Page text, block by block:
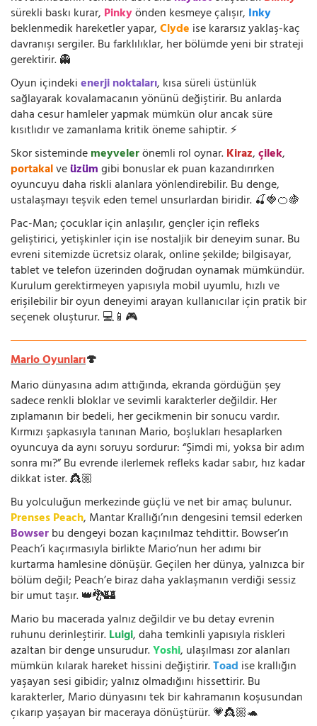
sürekli baskı kurar, Pinkyönden kesmeye çalışır, Inky
beklenmedik hareketler yapar,Clyde ise kararsız yaklaş-kaç
davranışı sergiler. Bu farklılıklar, her bölümde yeni bir strateji
gerektirir. 👻
Oyun içindekienerji noktaları, kısa süreli üstünlük
sağlayarak kovalamacanın yönünü değiştirir. Bu anlarda
daha cesur hamleler yapmak mümkün olur ancak süre
kısıtlıdır ve zamanlama kritik öneme sahiptir. ⚡
Skor sistemindemeyvelerönemli rol oynar.Kiraz,çilek,
portakalveüzümgibi bonuslar ek puan kazandırırken
oyuncuyu daha riskli alanlara yönlendirebilir. Bu denge,
ustalaşmayı teşvik eden temel unsurlardan biridir. 🍒🍓🍊🍇
Pac-Man; çocuklar için anlaşılır, gençler için refleks
geliştirici, yetişkinler için ise nostaljik bir deneyim sunar. Bu
evreni sitemizde ücretsiz olarak, online şekilde; bilgisayar,
tablet ve telefon üzerinden doğrudan oynamak mümkündür.
Kurulum gerektirmeyen yapısıyla mobil uyumlu, hızlı ve
erişilebilir bir oyun deneyimi arayan kullanıcılar için pratik bir
seçenek oluşturur. 💻📱🎮
Mario Oyunları🍄
Mario dünyasına adım attığında, ekranda gördüğün şey
sadece renkli bloklar ve sevimli karakterler değildir. Her
zıplamanın bir bedeli, her gecikmenin bir sonucu vardır.
Kırmızı şapkasıyla tanınan Mario, boşlukları hesaplarken
oyuncuya da aynı soruyu sordurur: “Şimdi mi, yoksa bir adım
sonra mı?” Bu evrende ilerlemek refleks kadar sabır, hız kadar
dikkat ister. 👸🏼
Bu yolculuğun merkezinde güçlü ve net bir amaç bulunur.
Prenses Peach, Mantar Krallığı’nın dengesini temsil ederken
Bowserbu dengeyi bozan kaçınılmaz tehdittir. Bowser’ın
Peach’i kaçırmasıyla birlikte Mario’nun her adımı bir
kurtarma hamlesine dönüşür. Geçilen her dünya, yalnızca bir
bölüm değil; Peach’e biraz daha yaklaşmanın verdiği sessiz
bir umut taşır. 👑🐉🏰
Mario bu macerada yalnız değildir ve bu detay evrenin
ruhunu derinleştirir.Luigi, daha temkinli yapısıyla riskleri
azaltan bir denge unsurudur.Yoshi, ulaşılması zor alanları
mümkün kılarak hareket hissini değiştirir.Toad ise krallığın
yaşayan sesi gibidir; yalnız olmadığını hissettirir. Bu
karakterler, Mario dünyasını tek bir kahramanın koşusundan
çıkarıp yaşayan bir maceraya dönüştürür. 💗👸🏼🐢